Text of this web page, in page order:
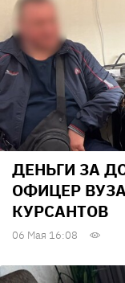
ДЕНЬГИ ЗА
ОФИЦЕР
КУРСАНТОВ
06 Мая 16:08